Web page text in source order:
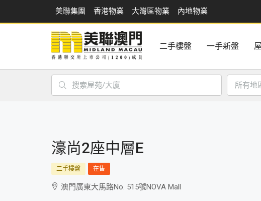
美聯集團 香港物業 大灣區物業 內地物業
二手樓盤 一手新盤
所有地
濠尚2座中層E
二手樓盤 在售
澳門廣東大馬路No. 515號NOVA Mall